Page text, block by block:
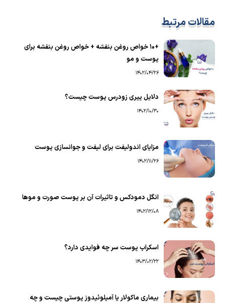
مقالات مرتبط
+10 خواص روغن بنفشه + خواص روغن بنفشه برای
پوست و مو
1402/04/26
دلایل پیری زودرس پوست چیست؟
1402/10/30
مزایای اندولیفت برای لیفت و جوانسازی پوست
1402/11/26
انگل دمودکس و تاثیرات آن بر پوست صورت و موها
1402/12/08
اسکراب پوست سر چه فوایدی دارد؟
1403/02/22
بیماری ماکولار یا آمیلوئیدوز پوستی چیست و چه